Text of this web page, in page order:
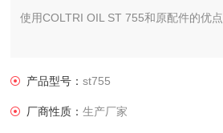
使用COLTRI OIL ST 755和原配件的优点
产品型号：st755
厂商性质：生产厂家